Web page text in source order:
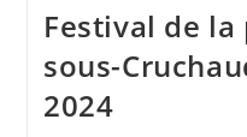
Festival de la
sous-
2024